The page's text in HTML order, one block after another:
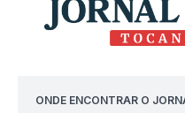
ONDE ENCONTRAR O